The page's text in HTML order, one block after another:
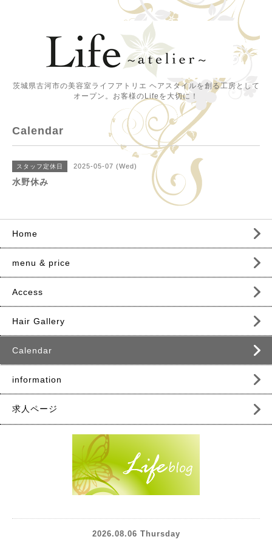
茨城県古河市の美容室ライフアトリエ ヘアスタイルを創る工房として
オープン。お客様のLifeを大切に！
Calendar
スタッフ定休日 2025-05-07 (Wed)
水野休み
Home
menu & price
Access
Hair Gallery
Calendar
information
求人ページ
2026.08.06 Thursday